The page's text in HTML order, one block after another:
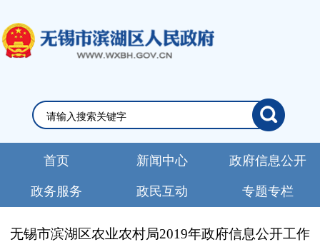
首页 新闻中心 政府信息公开
政务服务 政民互动 专题专栏
无锡市滨湖区农业农村局2019年政府信息公开工作